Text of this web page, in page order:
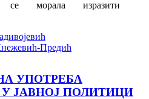
се морала изразити
Предић
УПОТРЕБА
ЈАВНОЈ ПОЛИТИЦИ